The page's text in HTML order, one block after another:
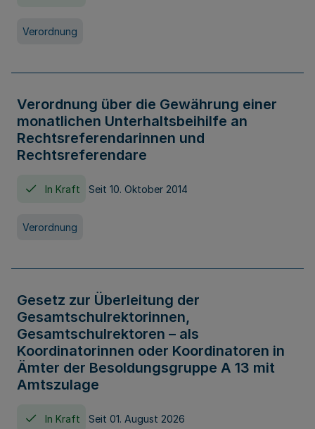
Verordnung
Verordnung über die Gewährung einer
monatlichen Unterhaltsbeihilfe an
Rechtsreferendarinnen und
Rechtsreferendare
In Kraft Seit 10. Oktober 2014
Verordnung
Gesetz zur Überleitung der
Gesamtschulrektorinnen,
Gesamtschulrektoren – als
Koordinatorinnen oder Koordinatoren in
Ämter der Besoldungsgruppe A 13 mit
Amtszulage
In Kraft Seit 01. August 2026